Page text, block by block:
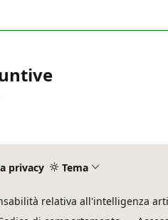
privacy Tema
relativa all'intelligenza